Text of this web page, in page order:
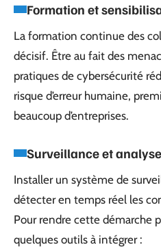
Formation et
La formation continue des
décisif. Être au fait des
pratiques de cybersécurité
risque d’erreur humaine,
beaucoup d’entreprises.
Surveillance et analyse
Installer un système de
détecter en temps réel les
Pour rendre cette démarche
quelques outils à intégrer :